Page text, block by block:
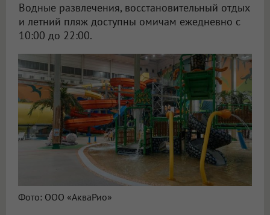
Водные развлечения, восстановительный отдых
и летний пляж доступны омичам ежедневно с
10:00 до 22:00.
Фото: ООО «АкваРио»